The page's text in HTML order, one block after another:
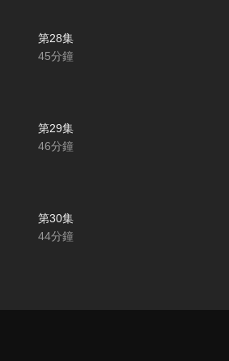
第28集
45分鐘
第29集
46分鐘
第30集
44分鐘